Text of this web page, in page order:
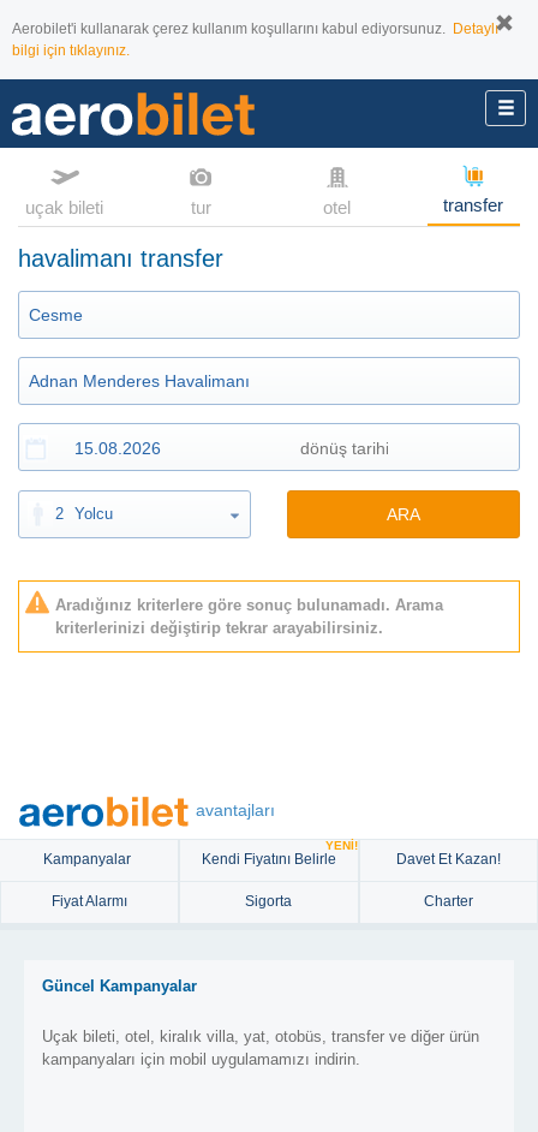
Aerobilet'i kullanarak çerez kullanım koşullarını kabul ediyorsunuz. Detaylı
bilgi için tıklayınız.
uçak bileti tur otel transfer
havalimanı transfer
2 Yolcu ARA
Aradığınız kriterlere göre sonuç bulunamadı. Arama
kriterlerinizi değiştirip tekrar arayabilirsiniz.
avantajları
Kampanyalar Kendi Fiyatını Belirle
YENİ!
Davet Et Kazan!
Fiyat Alarmı Sigorta Charter
Güncel Kampanyalar
Uçak bileti, otel, kiralık villa, yat, otobüs, transfer ve diğer ürün
kampanyaları için mobil uygulamamızı indirin.